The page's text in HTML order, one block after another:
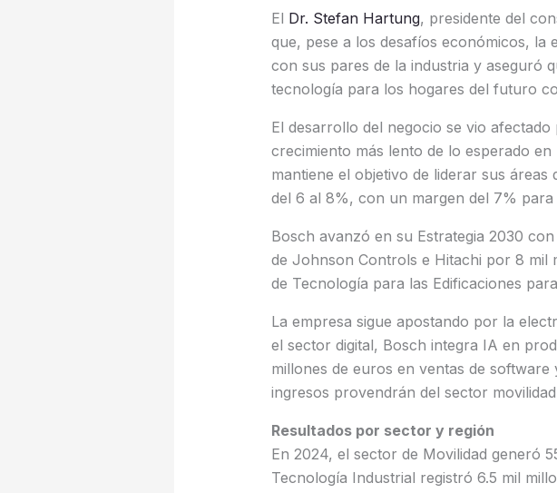
El Dr. Stefan Hartung, presidente del
que, pese a los desafíos económicos,
con sus pares de la industria y aseguró
tecnología para los hogares del futuro
El desarrollo del negocio se vio
crecimiento más lento de lo esperado
mantiene el objetivo de liderar sus
del 6 al 8%, con un margen del 7% para
Bosch avanzó en su Estrategia 2030
de Johnson Controls e Hitachi por 8 mil
de Tecnología para las Edificaciones
La empresa sigue apostando por la
el sector digital, Bosch integra IA en
millones de euros en ventas de
ingresos provendrán del sector
Resultados por sector y región
En 2024, el sector de Movilidad generó
Tecnología Industrial registró 6.5 mil